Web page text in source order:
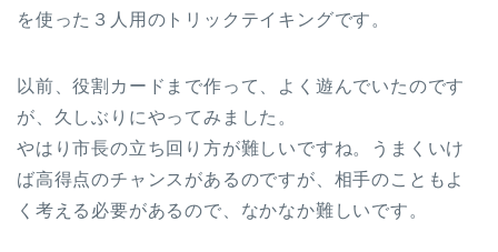
を使った３人用のトリックテイキングです。
以前、役割カードまで作って、よく遊んでいたのです
が、久しぶりにやってみました。
やはり市長の立ち回り方が難しいですね。うまくいけ
ば高得点のチャンスがあるのですが、相手のこともよ
く考える必要があるので、なかなか難しいです。